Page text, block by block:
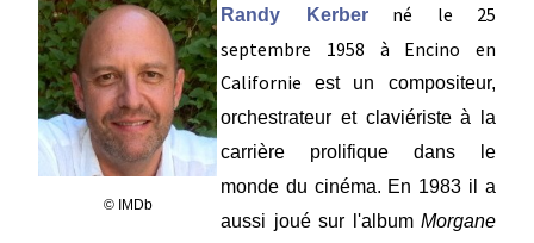
© IMDb
Randy Kerberné le 25
septembre 1958 à Encino en
Californie
est un compositeur,
orchestrateur et claviériste à la
carrière prolifique dans le
monde du cinéma. En 1983 il a
aussi joué sur l'album Morgane